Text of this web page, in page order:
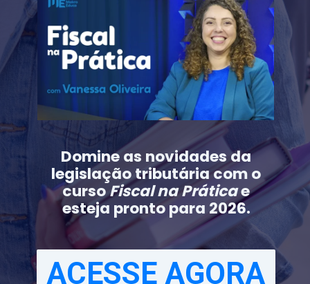
Domine as novidades da
legislação tributária com o
cursoFiscal na Práticae
esteja pronto para 2026.
ACESSE AGORA
ACESSE AGORA